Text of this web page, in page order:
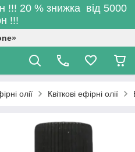
!!! 20 % знижка від 5000
!!!
олії Квіткові ефірні олії